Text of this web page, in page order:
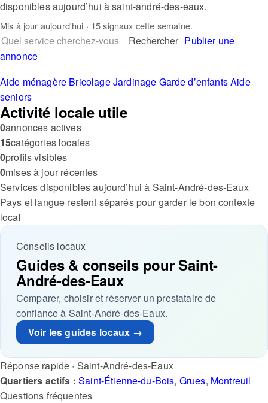
disponibles aujourd’hui à saint-andré-des-eaux.
Mis à jour aujourd'hui · 15 signaux cette semaine.
Rechercher Publier une
annonce
Aide ménagère BricolageJardinage Garde d’enfantsAide
seniors
Activité locale utile
0annonces actives
15catégories locales
0profils visibles
0mises à jour récentes
Services disponibles aujourd’hui à Saint-André-des-Eaux
Pays et langue restent séparés pour garder le bon contexte
local
Conseils locaux
Guides & conseils pour Saint-
André-des-Eaux
Comparer, choisir et réserver un prestataire de
confiance à Saint-André-des-Eaux.
Voir les guides locaux →
Réponse rapide · Saint-André-des-Eaux
Quartiers actifs : Saint-Étienne-du-Bois, Grues, Montreuil
Questions fréquentes